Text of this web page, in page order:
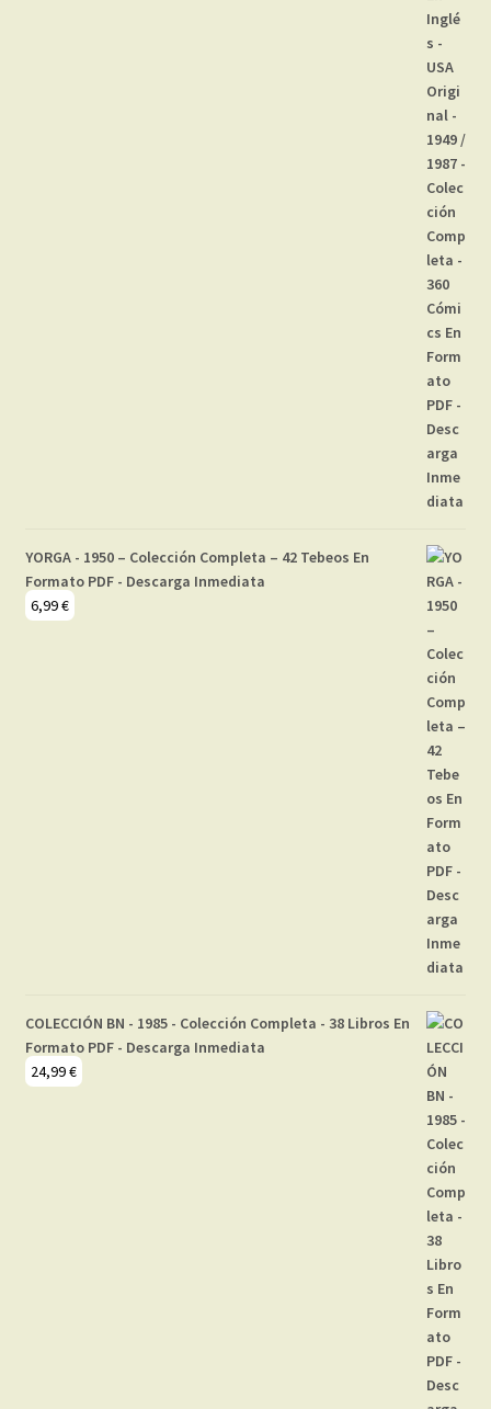
YORGA - 1950 – Colección Completa – 42 Tebeos En
Formato PDF - Descarga Inmediata
6,99€
COLECCIÓN BN - 1985 - Colección Completa - 38 Libros En
Formato PDF - Descarga Inmediata
24,99€